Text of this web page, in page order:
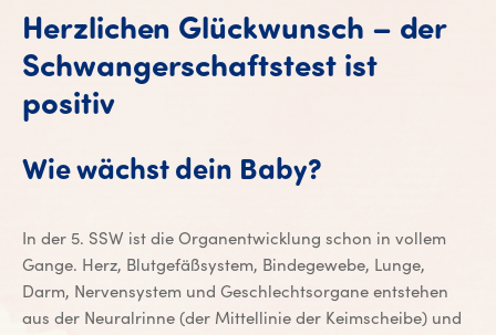
Herzlichen Glückwunsch – der
Schwangerschaftstest ist
positiv
Wie wächst dein Baby?
In der 5. SSW ist die Organentwicklung schon in vollem
Gange. Herz, Blutgefäßsystem, Bindegewebe, Lunge,
Darm, Nervensystem und Geschlechtsorgane entstehen
aus der Neuralrinne (der Mittellinie der Keimscheibe) und